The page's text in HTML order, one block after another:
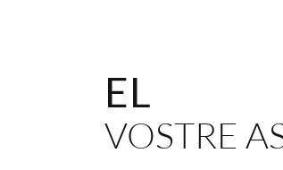
EL
VOSTRE